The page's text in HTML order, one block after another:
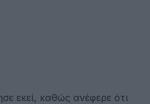
εκεί, καθώς ανέφερε ότι